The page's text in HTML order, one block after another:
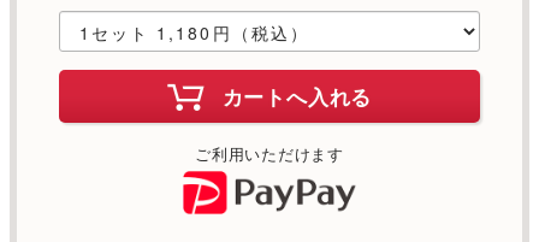
カートへ入れる
ご利用いただけます